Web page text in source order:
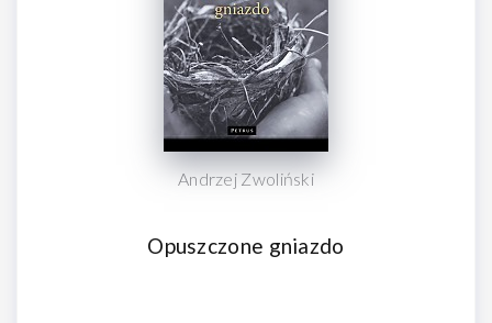
Andrzej Zwoliński
Opuszczone gniazdo